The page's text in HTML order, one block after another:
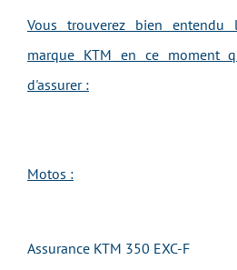
Vous trouverez bien
marque KTM en ce moment
d'assurer :
Motos :
Assurance KTM 350 EXC-F